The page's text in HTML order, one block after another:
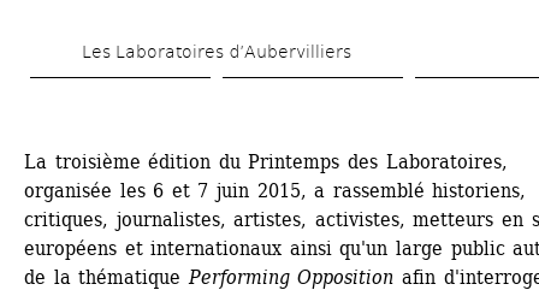
au
Les Laboratoires d’Aubervilliers
La troisième édition du Printemps des Laboratoires,
organisée les 6 et 7 juin 2015, a rassemblé historiens,
critiques, journalistes, artistes, activistes, metteurs en
européens et internationaux ainsi qu'un large public
de la thématique Performing Opposition afin